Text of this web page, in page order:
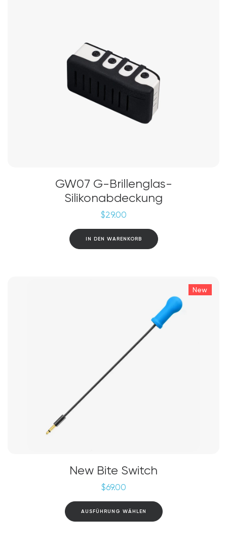
GW07 G-Brillenglas-
Silikonabdeckung
$29.00
IN DEN WARENKORB
New
New Bite Switch
$69.00
AUSFÜHRUNG WÄHLEN
Dieses
Produkt